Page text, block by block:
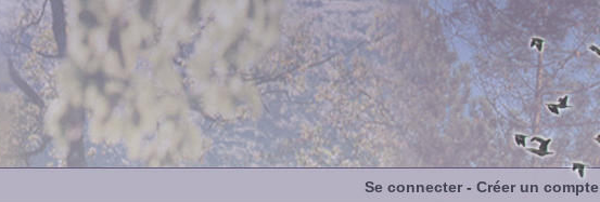
Se connecter- Créer un compte